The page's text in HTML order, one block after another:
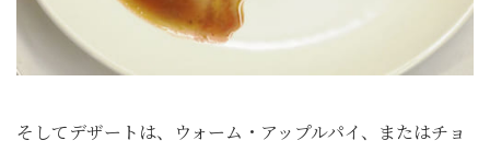
そしてデザートは、ウォーム・アップルパイ、またはチョ